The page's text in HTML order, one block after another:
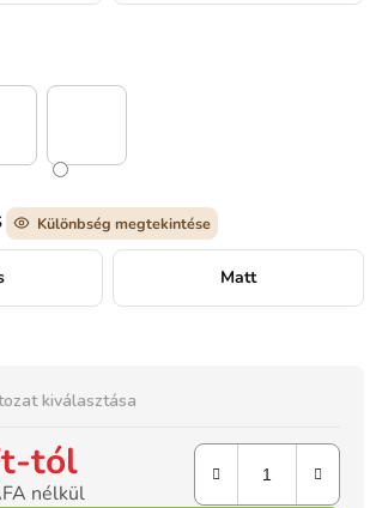
Különbség megtekintése
Matt
kiválasztása
-tól
nélkül